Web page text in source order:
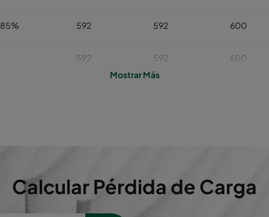
85% 592 592 600
592 592 600
Mostrar Más
Calcular Pérdida de Carga